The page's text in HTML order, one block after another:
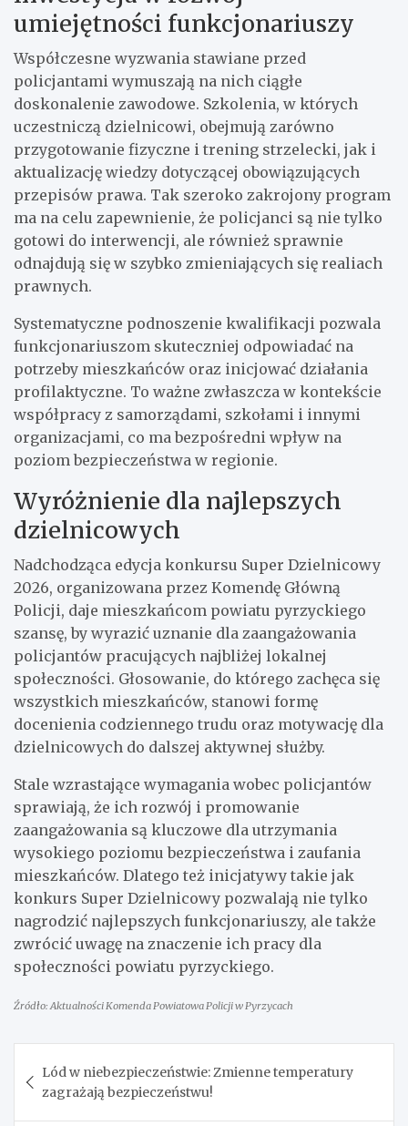
umiejętności funkcjonariuszy
Współczesne wyzwania stawiane przed
policjantami wymuszają na nich ciągłe
doskonalenie zawodowe. Szkolenia, w których
uczestniczą dzielnicowi, obejmują zarówno
przygotowanie fizyczne i trening strzelecki, jak i
aktualizację wiedzy dotyczącej obowiązujących
przepisów prawa. Tak szeroko zakrojony program
ma na celu zapewnienie, że policjanci są nie tylko
gotowi do interwencji, ale również sprawnie
odnajdują się w szybko zmieniających się realiach
prawnych.
Systematyczne podnoszenie kwalifikacji pozwala
funkcjonariuszom skuteczniej odpowiadać na
potrzeby mieszkańców oraz inicjować działania
profilaktyczne. To ważne zwłaszcza w kontekście
współpracy z samorządami, szkołami i innymi
organizacjami, co ma bezpośredni wpływ na
poziom bezpieczeństwa w regionie.
Wyróżnienie dla najlepszych
dzielnicowych
Nadchodząca edycja konkursu Super Dzielnicowy
2026, organizowana przez Komendę Główną
Policji, daje mieszkańcom powiatu pyrzyckiego
szansę, by wyrazić uznanie dla zaangażowania
policjantów pracujących najbliżej lokalnej
społeczności. Głosowanie, do którego zachęca się
wszystkich mieszkańców, stanowi formę
docenienia codziennego trudu oraz motywację dla
dzielnicowych do dalszej aktywnej służby.
Stale wzrastające wymagania wobec policjantów
sprawiają, że ich rozwój i promowanie
zaangażowania są kluczowe dla utrzymania
wysokiego poziomu bezpieczeństwa i zaufania
mieszkańców. Dlatego też inicjatywy takie jak
konkurs Super Dzielnicowy pozwalają nie tylko
nagrodzić najlepszych funkcjonariuszy, ale także
zwrócić uwagę na znaczenie ich pracy dla
społeczności powiatu pyrzyckiego.
Źródło: Aktualności Komenda Powiatowa Policji w Pyrzycach
wpisu
Lód w niebezpieczeństwie: Zmienne temperatury
zagrażają bezpieczeństwu!